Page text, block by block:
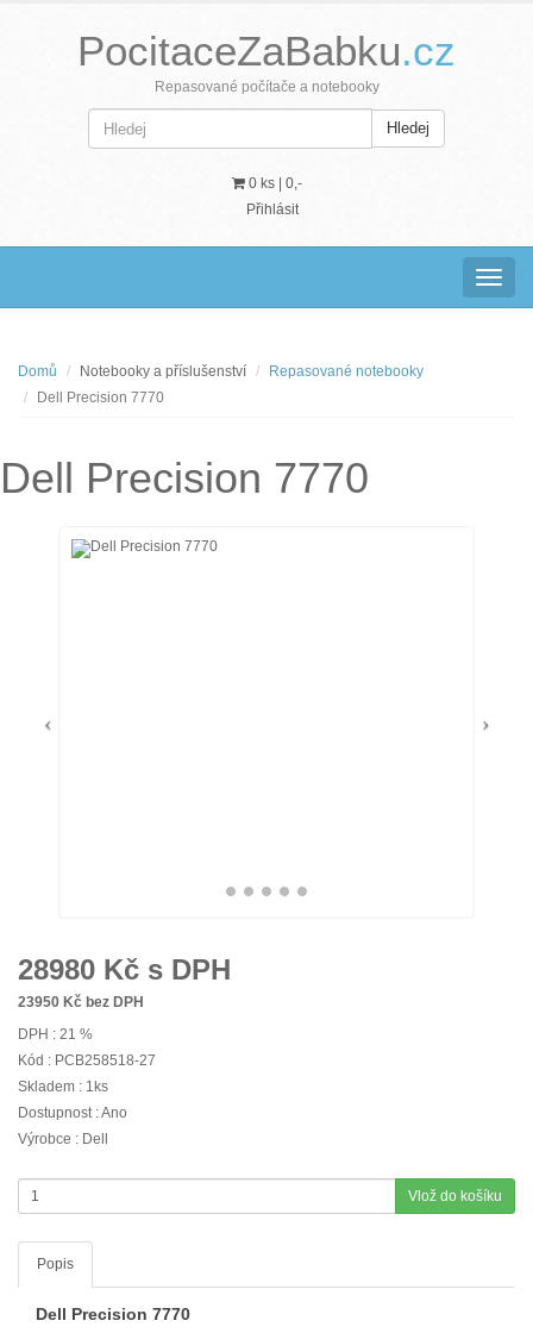
PocitaceZaBabku.cz
Repasované počítače a notebooky
Hledej
0 ks | 0,-
Přihlásit
Domů Notebooky a příslušenství
Repasované notebooky
Dell Precision 7770
Dell Precision 7770
28980 Kč s DPH
23950 Kč bez DPH
DPH : 21 %
Kód : PCB258518-27
Skladem : 1ks
Dostupnost : Ano
Výrobce : Dell
Vlož do košíku
Popis
Dell Precision 7770